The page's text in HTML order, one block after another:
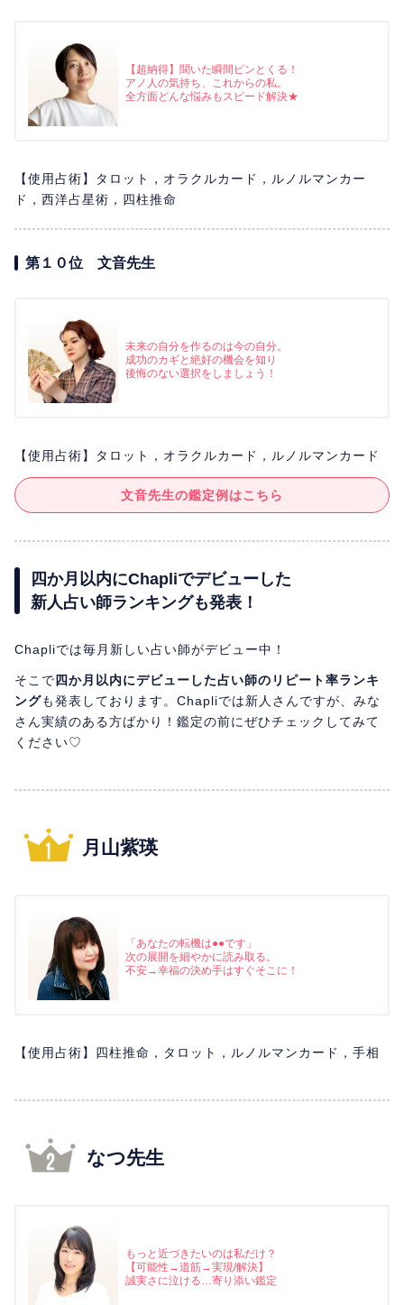
【超納得】聞いた瞬間ピンとくる！
アノ人の気持ち、これからの私。
全方面どんな悩みもスピード解決★
【使用占術】タロット，オラクルカード，ルノルマンカー
ド，西洋占星術，四柱推命
第１０位 文音先生
未来の自分を作るのは今の自分。
成功のカギと絶好の機会を知り
後悔のない選択をしましょう！
【使用占術】タロット，オラクルカード，ルノルマンカード
文音先生の鑑定例はこちら
四か月以内にChapliでデビューした
新人占い師ランキングも発表！
Chapliでは毎月新しい占い師がデビュー中！
そこで 四か月以内にデビューした占い師のリピート率ランキ
ングも発表しております。Chapliでは新人さんですが、みな
さん実績のある方ばかり！鑑定の前にぜひチェックしてみて
ください♡
月山紫瑛
「あなたの転機は●●です」
次の展開を細やかに読み取る。
不安→幸福の決め手はすぐそこに！
【使用占術】四柱推命，タロット，ルノルマンカード，手相
なつ先生
もっと近づきたいのは私だけ？
【可能性→道筋→実現/解決】
誠実さに泣ける…寄り添い鑑定